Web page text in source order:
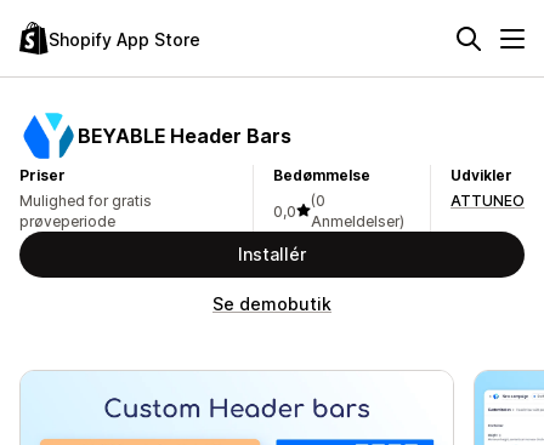
Shopify App Store
BEYABLE Header Bars
Priser
Mulighed for gratis
prøveperiode
Bedømmelse
0,0
(0
Anmeldelser)
Udvikler
ATTUNEO
Installér
Se demobutik